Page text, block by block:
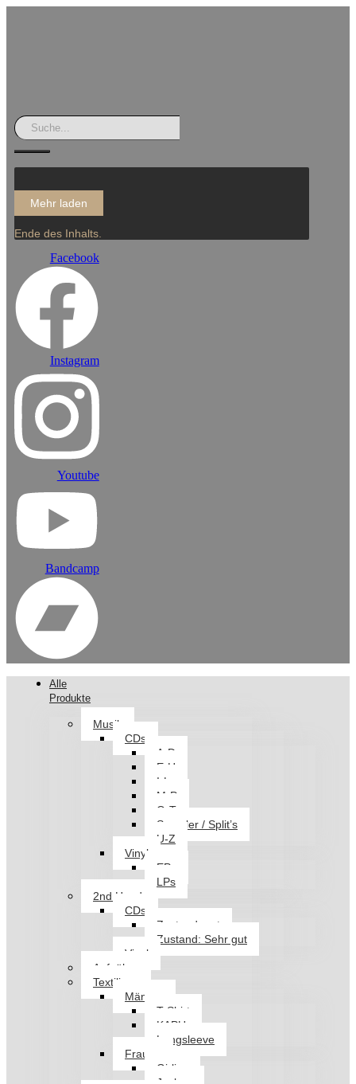
Mehr laden
Ende des Inhalts.
Facebook
Instagram
Youtube
Bandcamp
Alle
Produkte
Musik
CDs
A-D
E-H
I-L
M-P
Q-T
Sampler / Split’s
U-Z
Vinyl
EPs
LPs
2nd Hand
CDs
Zustand: gut
Zustand: Sehr gut
Vinyl
Aufnäher
Textilien
Männer
T-Shirt
KAPU
Longsleeve
Frauen
Girlies